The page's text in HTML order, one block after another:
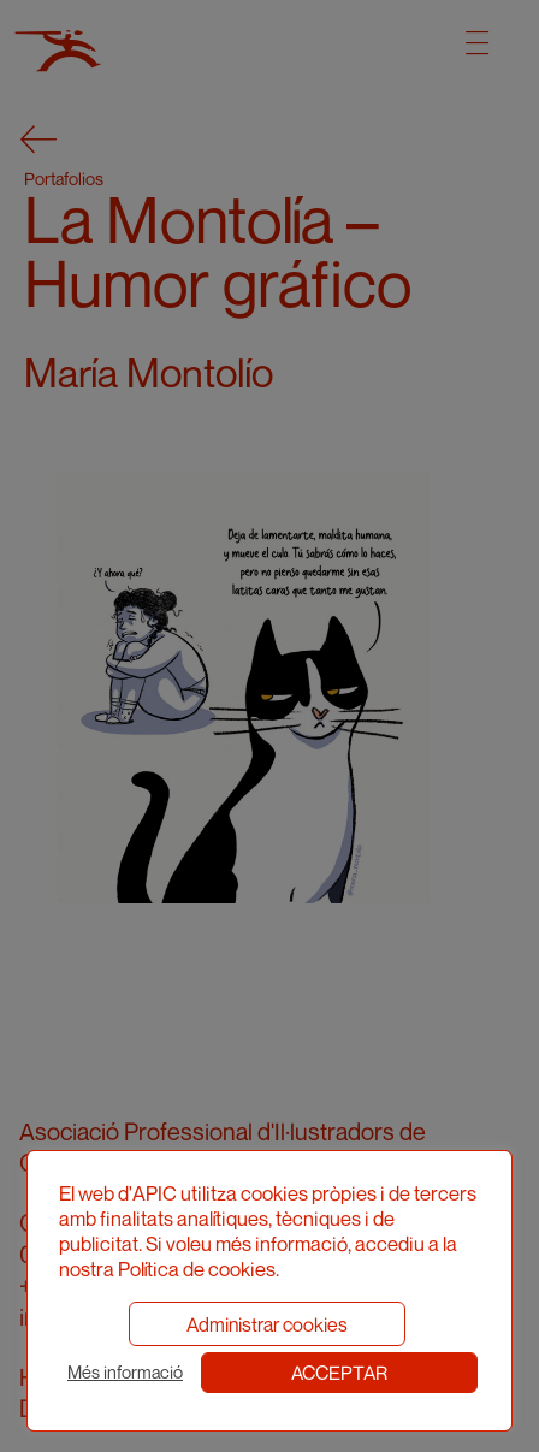
Portafolios
La Montolía –
Humor gráfico
María Montolío
Asociació Professional d'Il·lustradors de
Catalunya
Calle Londres, 96, pral. 2a
08036 Barcelona
+34 934 161 474
info@apic.cat
Horario de atención telefónica
De lunes a viernes de 10 a 14 h
El web d'APIC utilitza cookies pròpies i de tercers
amb finalitats analítiques, tècniques i de
publicitat. Si voleu més informació, accediu a la
nostra Política de cookies.
Administrar cookies
Més informació ACCEPTAR